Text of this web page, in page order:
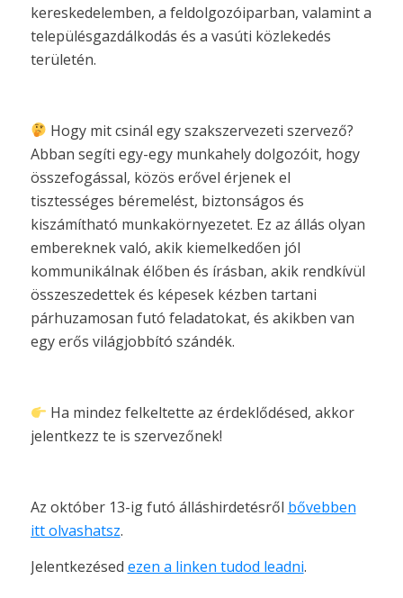
kereskedelemben, a feldolgozóiparban, valamint a
településgazdálkodás és a vasúti közlekedés
területén.
Hogy mit csinál egy szakszervezeti szervező?
Abban segíti egy-egy munkahely dolgozóit, hogy
összefogással, közös erővel érjenek el
tisztességes béremelést, biztonságos és
kiszámítható munkakörnyezetet. Ez az állás olyan
embereknek való, akik kiemelkedően jól
kommunikálnak élőben és írásban, akik rendkívül
összeszedettek és képesek kézben tartani
párhuzamosan futó feladatokat, és akikben van
egy erős világjobbító szándék.
Ha mindez felkeltette az érdeklődésed, akkor
jelentkezz te is szervezőnek!
Az október 13-ig futó álláshirdetésről bővebben
itt olvashatsz.
Jelentkezésed ezen a linken tudod leadni.